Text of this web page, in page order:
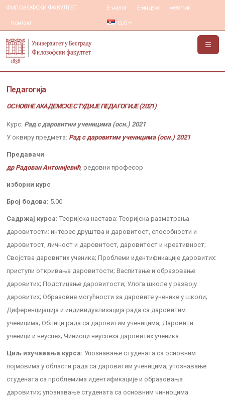
ФИЛОЗОФСКИ ФАКУЛТЕТ
Контакт
Е-налог Е-индекс webmail
Срб
Педагогија
ОСНОВНЕ АКАДЕМСКЕ СТУДИЈЕ ПЕДАГОГИЈЕ (2021)
Курс: Рад с даровитим ученицима (осн.) 2021
У оквиру предмета: Рад с даровитим ученицима (осн.) 2021
Предавачи
др Радован Антонијевић, редовни професор
изборни курс
Број бодова: 5.00
Садржај курса: Теоријска настава: Теоријска разматрања
даровитости: интерес друштва и даровитост, способности и
даровитост, личност и даровитост, даровитост и креативност;
Својства даровитих ученика; Проблеми идентификације даровитих:
приступи откривања даровитости; Васпитање и образовање
даровитих; Подстицање даровитости; Улога школе у развоју
даровитих; Образовне могућности за даровите ученике у школи;
Диференцијација и индивидуализација рада са даровитим
ученицима; Облици рада са даровитим ученицима; Даровити
ученици и неуспех; Чиниоци неуспеха даровитих ученика.
Циљ изучавања курса: Упознавање студената са основним
појмовима у области рада са даровитим ученицима; упознавање
студената са проблемима идентификације и образовања
даровитих; упознавање студената са основним чиниоцима